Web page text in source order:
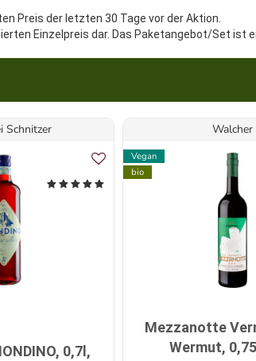
Preis der letzten 30 Tage vor der Aktion.
Einzelpreis dar. Das Paketangebot/Set ist
Schnitzer
0,7l,
Walcher
Vegan
bio
Mezzanotte
Wermut,